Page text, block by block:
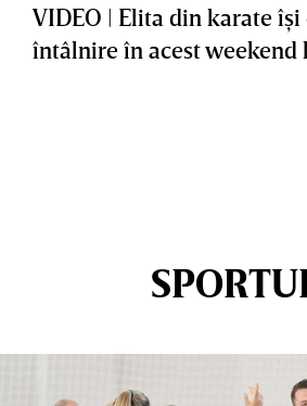
VIDEO | Elita din karate îşi
întâlnire în acest weekend